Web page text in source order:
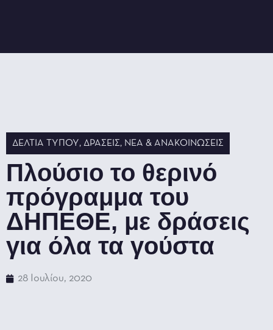
ΔΕΛΤΊΑ ΤΎΠΟΥ, ΔΡΆΣΕΙΣ, ΝΈΑ & ΑΝΑΚΟΙΝΏΣΕΙΣ
Πλούσιο το θερινό
πρόγραμμα του
ΔΗΠΕΘΕ, με δράσεις
για όλα τα γούστα
28 Ιουλίου, 2020